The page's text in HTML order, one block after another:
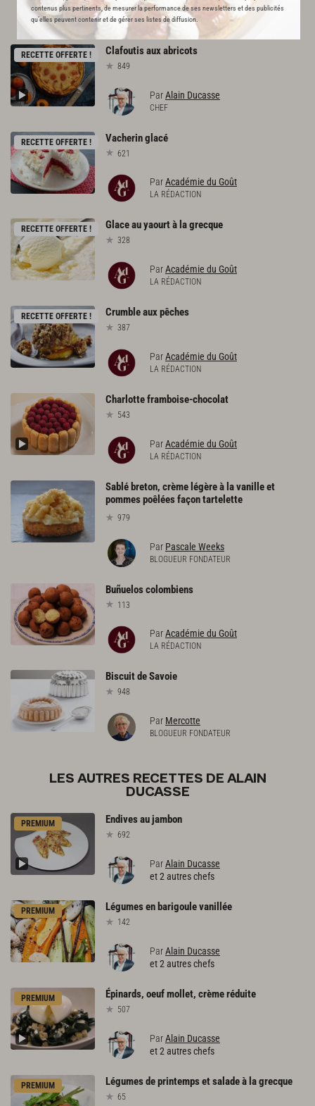
contenus plus pertinents, de mesurer la performance de ses newsletters et des publicités
qu’elles peuvent contenir et de gérer ses listes de diffusion.
L'ACADÉMIE DU GOÛT VOUS
RECOMMANDE
RECETTE OFFERTE ! Clafoutisauxabricots
849
ParAlain Ducasse
CHEF
RECETTE OFFERTE ! Vacheringlacé
621
ParAcadémie du Goût
LA RÉDACTION
RECETTE OFFERTE ! Glaceauyaourtà lagrecque
328
ParAcadémie du Goût
LA RÉDACTION
RECETTE OFFERTE ! Crumbleauxpêches
387
ParAcadémie du Goût
LA RÉDACTION
Charlotteframboise-chocolat
543
ParAcadémie du Goût
LA RÉDACTION
Sablé breton, crème légère à la vanille et
pommes poêlées façon tartelette
979
Par Pascale Weeks
BLOGUEUR FONDATEUR
Buñueloscolombiens
113
ParAcadémie du Goût
LA RÉDACTION
BiscuitdeSavoie
948
Par Mercotte
BLOGUEUR FONDATEUR
LES AUTRES RECETTES DE ALAIN
DUCASSE
PREMIUM Endivesaujambon
692
ParAlain Ducasse
et 2 autres chefs
PREMIUM Légumesen barigoulevanillée
142
ParAlain Ducasse
et 2 autres chefs
PREMIUM Épinards, oeufmollet, crèmeréduite
507
ParAlain Ducasse
et 2 autres chefs
PREMIUM Légumesdeprintempsetsaladeà lagrecque
65